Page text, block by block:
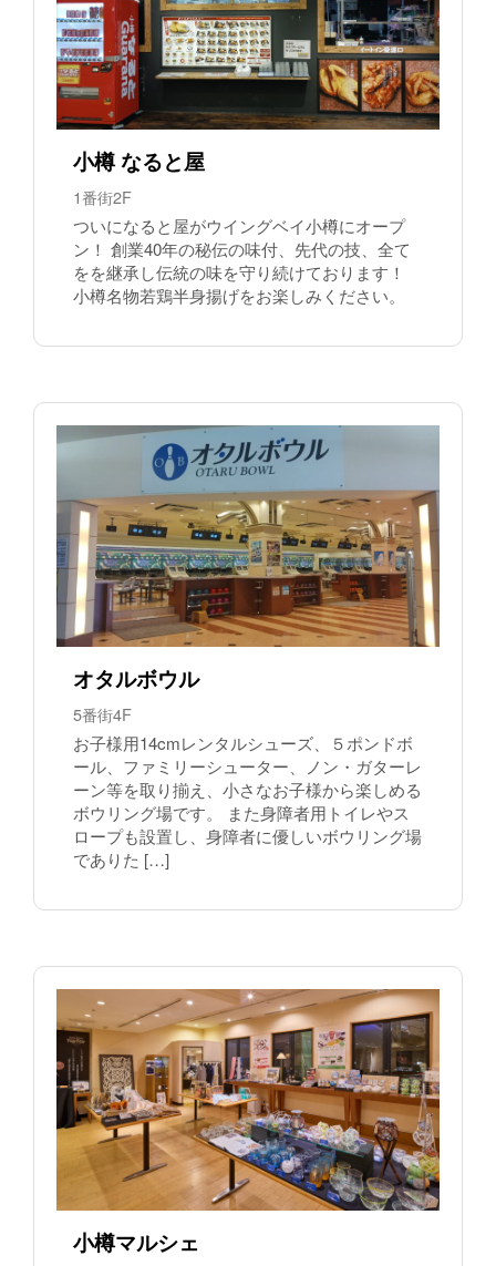
小樽 なると屋
1番街2F
ついになると屋がウイングベイ小樽にオープ
ン！ 創業40年の秘伝の味付、先代の技、全て
をを継承し伝統の味を守り続けております！
小樽名物若鶏半身揚げをお楽しみください。
オタルボウル
5番街4F
お子様用14cmレンタルシューズ、５ポンドボ
ール、ファミリーシューター、ノン・ガターレ
ーン等を取り揃え、小さなお子様から楽しめる
ボウリング場です。 また身障者用トイレやス
ロープも設置し、身障者に優しいボウリング場
でありた […]
小樽マルシェ